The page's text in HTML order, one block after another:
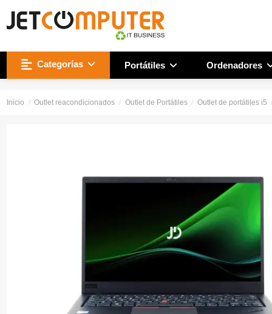
Categorías Portátiles Ordenadores
Inicio Outlet reacondicionados Outlet de Portátiles Outlet de portátiles i5